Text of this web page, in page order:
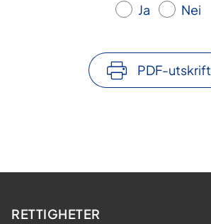
Ja Nei
PDF-utskrift
RETTIGHETER